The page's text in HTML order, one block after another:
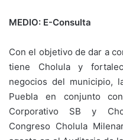
MEDIO: E-Consulta
Con el objetivo de dar a
tiene Cholula y
negocios del municipio,
Puebla en conjunto
Corporativo SB y
Congreso Cholula